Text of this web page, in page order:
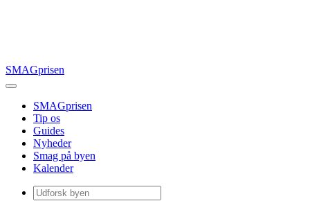
SMAGprisen
SMAGprisen
Tip os
Guides
Nyheder
Smag på byen
Kalender